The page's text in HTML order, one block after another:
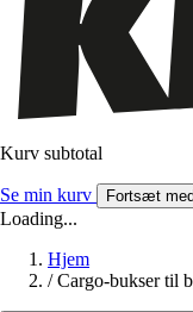
Kurv subtotal
Se min kurv Fortsæt
Loading...
Hjem
/ Cargo-bukser til